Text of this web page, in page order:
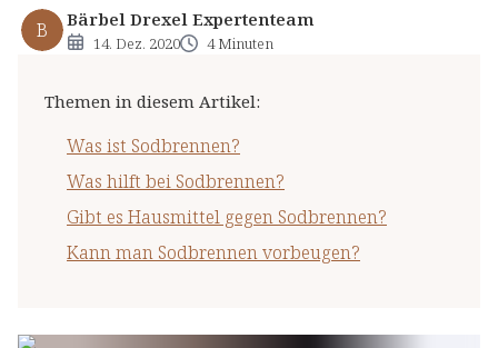
B Bärbel Drexel Expertenteam
14. Dez. 2020 4 Minuten
Themen in diesem Artikel:
Was ist Sodbrennen?
Was hilft bei Sodbrennen?
Gibt es Hausmittel gegen Sodbrennen?
Kann man Sodbrennen vorbeugen?